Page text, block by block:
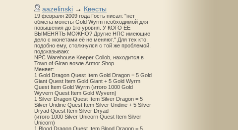
aazelinski → Квесты
19 февраля 2009 года Гость писал: "нет
обмена монеты Gold Wyrm необходимой для
повышения до 1го уровня. У КОГО ЕЁ
ВЫМЕНЯТЬ МОЖНО? Другие НПС имеющие
дело с монетами её не меняют." Для тех кто,
подобно ему, столкнулся с той же проблемой,
подсказываю:
NPC Warehouse Keeper Collob, находится в
Town of Giran возле Armor Shop.
Меняет:
1 Gold Dragon Quest Item Gold Dragon = 5 Gold
Giant Quest Item Gold Giant + 5 Gold Wyrm
Quest Item Gold Wyrm (итого 1000 Gold
Wyvern Quest Item Gold Wyvern)
1 Silver Dragon Quest Item Silver Dragon = 5
Silver Undine Quest Item Silver Undine + 5 Silver
Dryad Quest Item Silver Dryad
(итого 1000 Silver Unicorn Quest Item Silver
Unicorn)
1 Blood Dragon Quest Item Blood Dragon = 5